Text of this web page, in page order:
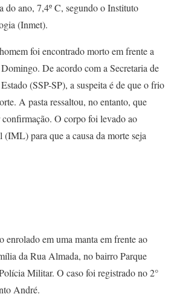
do ano, 7,4º C, segundo o Instituto
(Inmet).
foi encontrado morto em frente a
De acordo com a Secretaria de
(SSP-SP), a suspeita é de que o frio
A pasta ressaltou, no entanto, que
O corpo foi levado ao
para que a causa da morte seja
enrolado em uma manta em frente ao
da Rua Almada, no bairro Parque
Militar. O caso foi registrado no 2°
André.